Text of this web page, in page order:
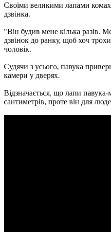
Своїми великими лапами
дзвінка.
"Він будив мене кілька разів.
дзвінок до ранку, щоб хоч
чоловік.
Судячи з усього, павука
камери у дверях.
Відзначається, що лапи
сантиметрів, проте він для